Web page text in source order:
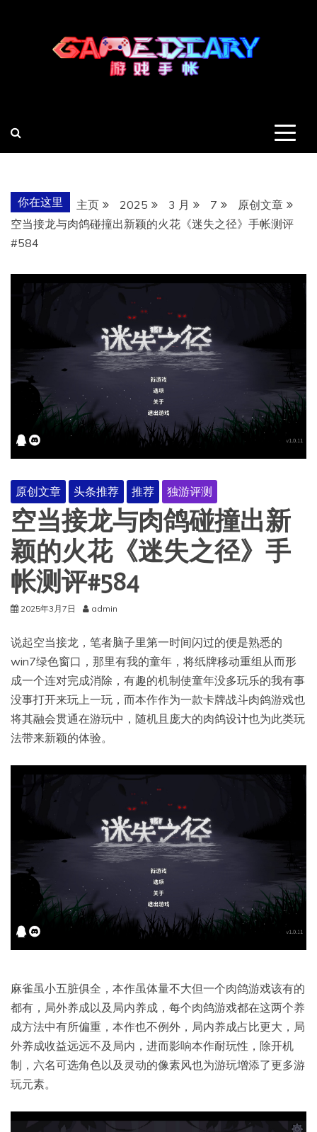
你在这里 主页 2025 3 月 7
原创文章
空当接龙与肉鸽碰撞出新颖的火花《迷失之径》手帐测评
#584
原创文章 头条推荐 推荐 独游评测
空当接龙与肉鸽碰撞出新
颖的火花《迷失之径》手
帐测评#584
2025年3月7日 admin
说起空当接龙，笔者脑子里第一时间闪过的便是熟悉的
win7绿色窗口，那里有我的童年，将纸牌移动重组从而形
成一个连对完成消除，有趣的机制使童年没多玩乐的我有事
没事打开来玩上一玩，而本作作为一款卡牌战斗肉鸽游戏也
将其融会贯通在游玩中，随机且庞大的肉鸽设计也为此类玩
法带来新颖的体验。
麻雀虽小五脏俱全，本作虽体量不大但一个肉鸽游戏该有的
都有，局外养成以及局内养成，每个肉鸽游戏都在这两个养
成方法中有所偏重，本作也不例外，局内养成占比更大，局
外养成收益远远不及局内，进而影响本作耐玩性，除开机
制，六名可选角色以及灵动的像素风也为游玩增添了更多游
玩元素。